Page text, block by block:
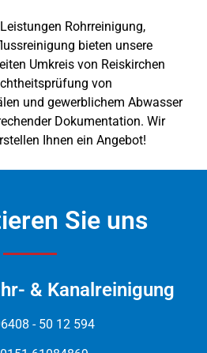
Rohrreinigung,
bieten unsere
Umkreis von Reiskirchen
von
und gewerblichem Abwasser
Dokumentation. Wir
Ihnen ein Angebot!
Sie uns
& Kanalreinigung​
- 50 12 594